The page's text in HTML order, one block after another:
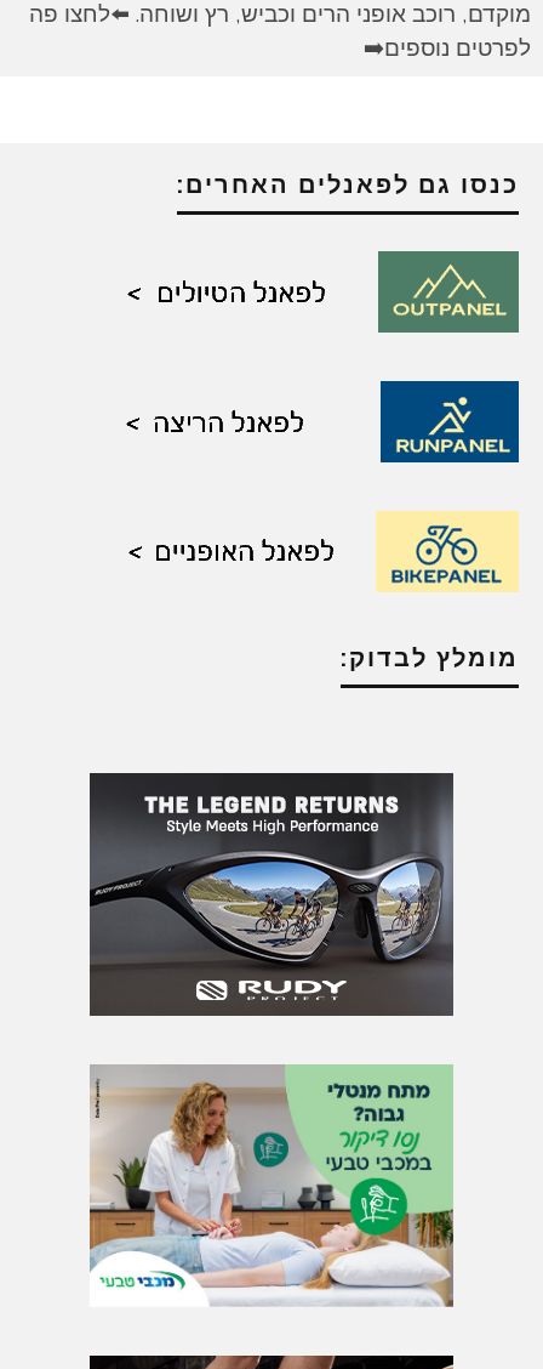
מוקדם, רוכב אופני הרים וכביש, רץ ושוחה. ⬅️לחצו פה
לפרטים נוספים➡️
כנסו גם לפאנלים האחרים:
מומלץ לבדוק: